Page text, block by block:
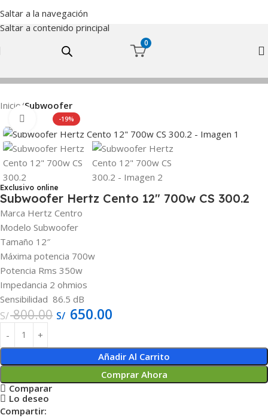
Saltar a la navegación
Saltar a contenido principal
0
Inicio Subwoofer
-19%
Haga Click para agrandar
Exclusivo online
Subwoofer Hertz Cento 12″ 700w CS 300.2
Marca Hertz Centro
Modelo Subwoofer
Tamaño 12″
Máxima potencia 700w
Potencia Rms 350w
Impedancia 2 ohmios
Sensibilidad 86.5 dB
S/800.00 S/ 650.00
Añadir Al Carrito
Comprar Ahora
Comparar
Lo deseo
Compartir: